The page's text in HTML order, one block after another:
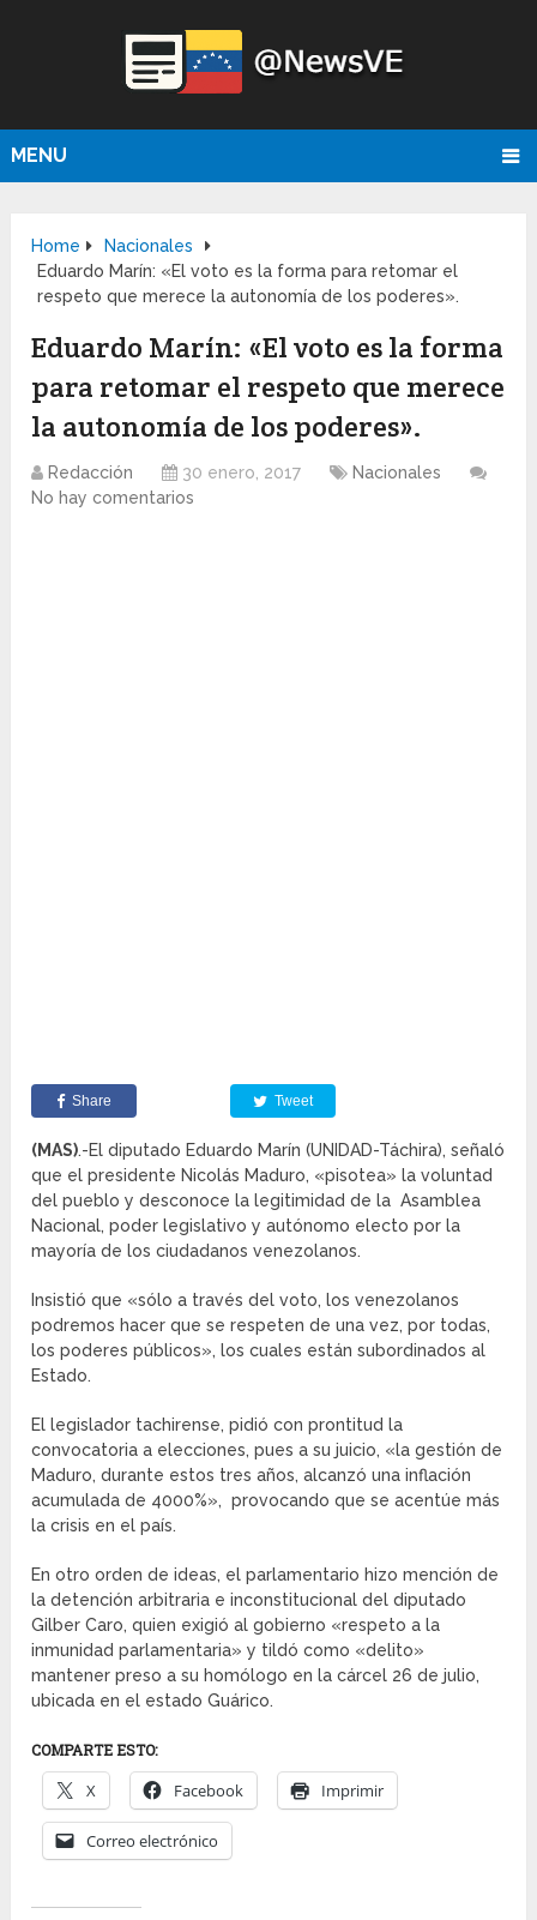
MENU
Home
Nacionales
Eduardo Marín: «El voto es la forma para retomar el
respeto que merece la autonomía de los poderes».
Eduardo Marín: «El voto es la forma
para retomar el respeto que merece
la autonomía de los poderes».
Redacción 30 enero, 2017
Nacionales
No hay comentarios
Share Tweet
(MAS).-El diputado Eduardo Marín (UNIDAD-Táchira), señaló
que el presidente Nicolás Maduro, «pisotea» la voluntad
del pueblo y desconoce la legitimidad de la Asamblea
Nacional, poder legislativo y autónomo electo por la
mayoría de los ciudadanos venezolanos.
Insistió que «sólo a través del voto, los venezolanos
podremos hacer que se respeten de una vez, por todas,
los poderes públicos», los cuales están subordinados al
Estado.
El legislador tachirense, pidió con prontitud la
convocatoria a elecciones, pues a su juicio, «la gestión de
Maduro, durante estos tres años, alcanzó una inflación
acumulada de 4000%», provocando que se acentúe más
la crisis en el país.
En otro orden de ideas, el parlamentario hizo mención de
la detención arbitraria e inconstitucional del diputado
Gilber Caro, quien exigió al gobierno «respeto a la
inmunidad parlamentaria» y tildó como «delito»
mantener preso a su homólogo en la cárcel 26 de julio,
ubicada en el estado Guárico.
COMPARTE ESTO:
X Facebook Imprimir
Correo electrónico